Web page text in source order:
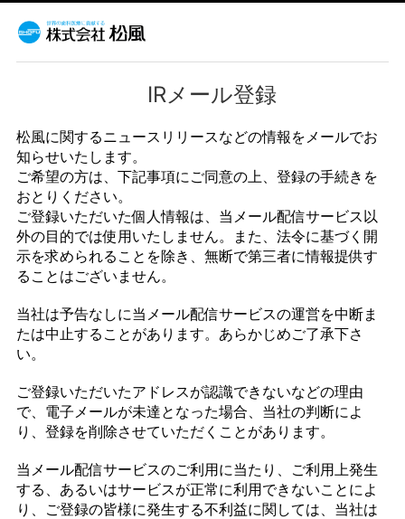
IRメール登録
松風に関するニュースリリースなどの情報をメールでお
知らせいたします。
ご希望の方は、下記事項にご同意の上、登録の手続きを
おとりください。
ご登録いただいた個人情報は、当メール配信サービス以
外の目的では使用いたしません。また、法令に基づく開
示を求められることを除き、無断で第三者に情報提供す
ることはございません。
当社は予告なしに当メール配信サービスの運営を中断ま
たは中止することがあります。あらかじめご了承下さ
い。
ご登録いただいたアドレスが認識できないなどの理由
で、電子メールが未達となった場合、当社の判断によ
り、登録を削除させていただくことがあります。
当メール配信サービスのご利用に当たり、ご利用上発生
する、あるいはサービスが正常に利用できないことによ
り、ご登録の皆様に発生する不利益に関しては、当社は